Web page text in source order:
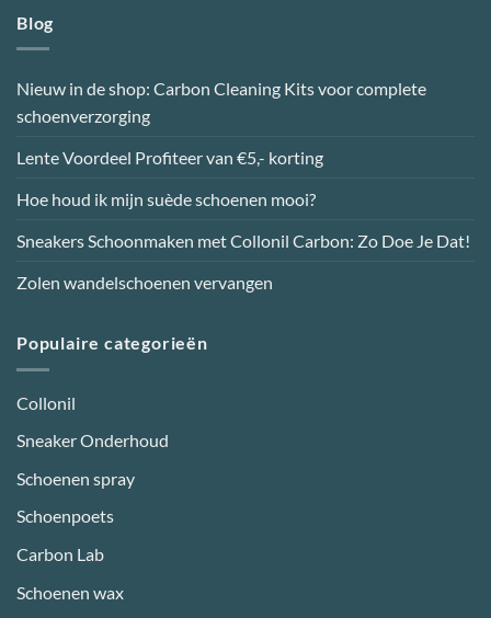
optie
kan
gekozen
worden
de
Blog
Nieuw in de shop: Carbon Cleaning Kits voor complete
schoenverzorging
Lente Voordeel Profiteer van €5,- korting
Hoe houd ik mijn suède schoenen mooi?
Sneakers Schoonmaken met Collonil Carbon: Zo Doe Je Dat!
Zolen wandelschoenen vervangen
Populaire categorieën
Collonil
Sneaker Onderhoud
Schoenen spray
Schoenpoets
Carbon Lab
Schoenen wax